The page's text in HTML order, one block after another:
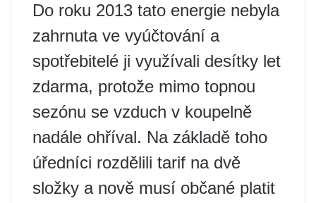
Do roku 2013 tato energie nebyla
zahrnuta ve vyúčtování a
spotřebitelé ji využívali desítky let
zdarma, protože mimo topnou
sezónu se vzduch v koupelně
nadále ohříval. Na základě toho
úředníci rozdělili tarif na dvě
složky a nově musí občané platit